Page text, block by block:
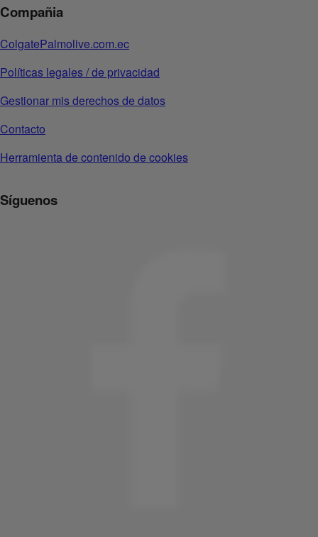
Compañia
ColgatePalmolive.com.ec
Políticas legales / de privacidad
Gestionar mis derechos de datos
Contacto
Herramienta de contenido de cookies
Síguenos